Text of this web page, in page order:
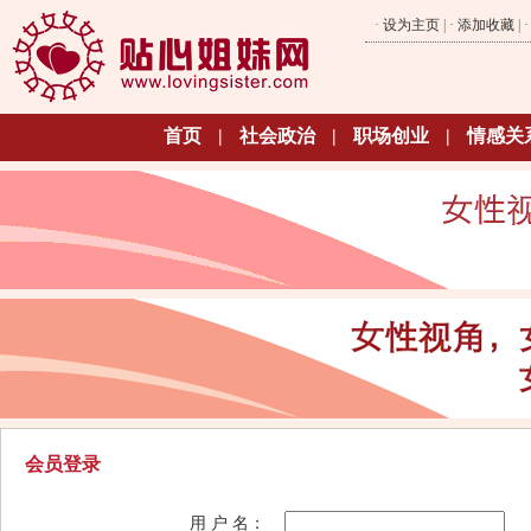
· 设为主页 | · 添加收藏 | ·
首页 | 社会政治 | 职场创业 | 情感关
会员登录
用 户 名：